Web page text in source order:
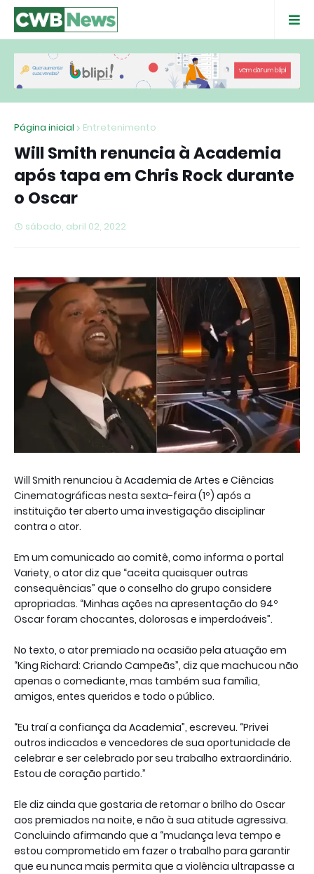
Página inicial Entretenimento
Will Smith renuncia à Academia
após tapa em Chris Rock durante
o Oscar
sábado, abril 02, 2022
Will Smith renunciou à Academia de Artes e Ciências
Cinematográficas nesta sexta-feira (1º) após a
instituição ter aberto uma investigação disciplinar
contra o ator.
Em um comunicado ao comitê, como informa o portal
Variety, o ator diz que “aceita quaisquer outras
consequências” que o conselho do grupo considere
apropriadas. “Minhas ações na apresentação do 94º
Oscar foram chocantes, dolorosas e imperdoáveis”.
No texto, o ator premiado na ocasião pela atuação em
“King Richard: Criando Campeãs”, diz que machucou não
apenas o comediante, mas também sua família,
amigos, entes queridos e todo o público.
“Eu traí a confiança da Academia”, escreveu. “Privei
outros indicados e vencedores de sua oportunidade de
celebrar e ser celebrado por seu trabalho extraordinário.
Estou de coração partido.”
Ele diz ainda que gostaria de retornar o brilho do Oscar
aos premiados na noite, e não à sua atitude agressiva.
Concluindo afirmando que a “mudança leva tempo e
estou comprometido em fazer o trabalho para garantir
que eu nunca mais permita que a violência ultrapasse a